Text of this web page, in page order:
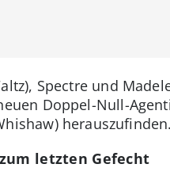
Spectre und
Doppel-Null-
herauszufinden.
letzten Gefecht